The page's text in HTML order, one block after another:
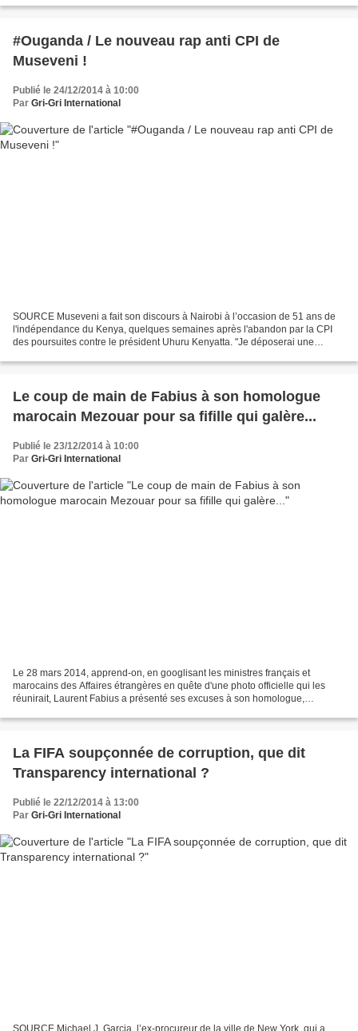
#Ouganda / Le nouveau rap anti CPI de
Museveni !
Publié le 24/12/2014 à 10:00
Par Gri-Gri International
SOURCE Museveni a fait son discours à Nairobi à l’occasion de 51 ans de
l'indépendance du Kenya, quelques semaines après l'abandon par la CPI
des poursuites contre le président Uhuru Kenyatta. "Je déposerai une
Le coup de main de Fabius à son homologue
marocain Mezouar pour sa fifille qui galère...
Publié le 23/12/2014 à 10:00
Par Gri-Gri International
Le 28 mars 2014, apprend-on, en googlisant les ministres français et
marocains des Affaires étrangères en quête d'une photo officielle qui les
réunirait, Laurent Fabius a présenté ses excuses à son homologue,
La FIFA soupçonnée de corruption, que dit
Transparency international ?
Publié le 22/12/2014 à 13:00
Par Gri-Gri International